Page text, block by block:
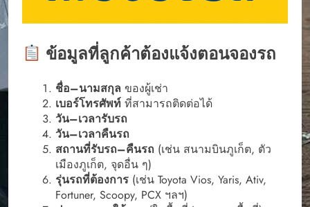
ข้อมูลที่ลูกค้าต้องแจ้งตอนจองรถ
ชื่อ–นามสกุล ของผู้เช่า
เบอร์โทรศัพท์ ที่สามารถติดต่อได้
วัน–เวลารับรถ
วัน–เวลาคืนรถ
สถานที่รับรถ–คืนรถ (เช่น สนามบินภูเก็ต, ตัว
เมืองภูเก็ต, จุดอื่น ๆ)
รุ่นรถที่ต้องการ (เช่น Toyota Vios, Yaris, Ativ,
Fortuner, Scoopy, PCX ฯลฯ)